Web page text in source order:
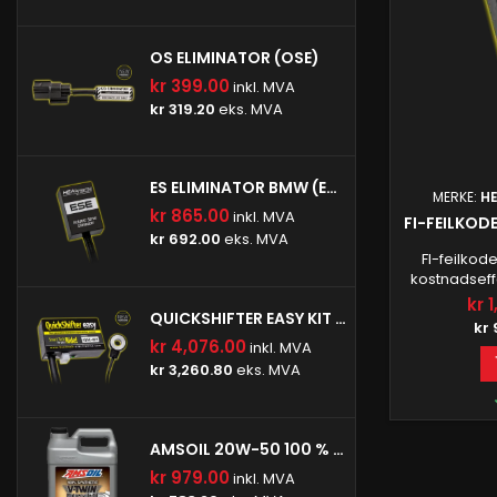
OS ELIMINATOR (OSE)
kr 399.00 inkl. MVA
kr 319.20 eks. MVA
ES ELIMINATOR BMW (ESE-BM1)
kr 865.00 inkl. MVA
kr 692.00 eks. MVA
QUICKSHIFTER EASY KIT (IQSE-W1)
kr 4,076.00 inkl. MVA
kr 3,260.80 eks. MVA
AMSOIL 20W-50 100 % SYNTETISK V-TWIN MOTOROLJE
kr 979.00 inkl. MVA
MERKE:
FI-
FI-
bare
uten
FIC-
og se
status-LED-
kr
kr